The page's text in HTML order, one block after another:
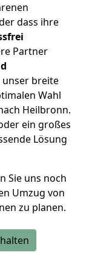
dass ihre
Partner
unser breite
Wahl
Heilbronn.
ein großes
Lösung
Sie uns noch
Umzug von
zu planen.